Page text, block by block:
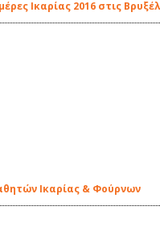
Ικαρίας 2016 στις
Ικαρίας & Φούρνων